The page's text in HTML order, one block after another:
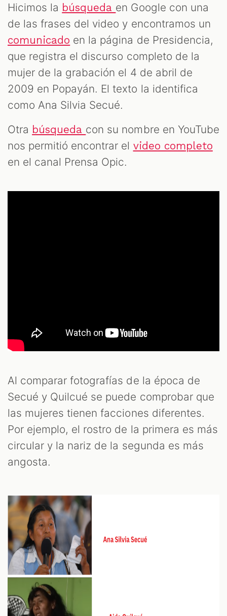
Hicimos la búsqueda en Google con una
de las frases del video y encontramos un
comunicado en la página de Presidencia,
que registra el discurso completo de la
mujer de la grabación el 4 de abril de
2009 en Popayán. El texto la identifica
como Ana Silvia Secué.
Otra búsqueda con su nombre en YouTube
nos permitió encontrar el video completo
en el canal Prensa Opic.
Al comparar fotografías de la época de
Secué y Quilcué se puede comprobar que
las mujeres tienen facciones diferentes.
Por ejemplo, el rostro de la primera es más
circular y la nariz de la segunda es más
angosta.